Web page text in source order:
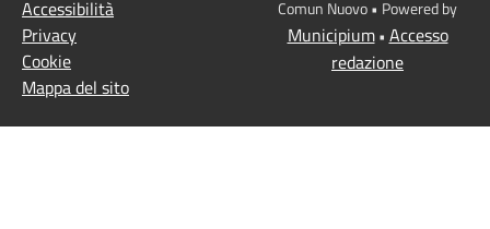
Accessibilità
Privacy
Cookie
Mappa del sito
Comun Nuovo • Powered by
Municipium• Accesso
redazione